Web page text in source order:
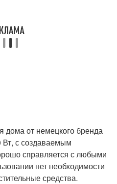
дома от немецкого бренда
с создаваемым
справляется с любыми
нет необходимости
средства.